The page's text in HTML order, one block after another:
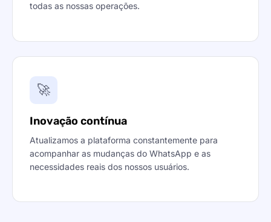
todas as nossas operações.
🚀
Inovação contínua
Atualizamos a plataforma constantemente para
acompanhar as mudanças do WhatsApp e as
necessidades reais dos nossos usuários.